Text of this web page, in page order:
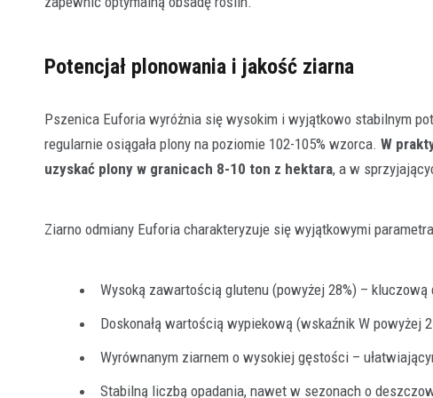
Potencjał plonowania i jakość ziarna
Pszenica Euforia wyróżnia się wysokim i wyjątkowo stabilnym
regularnie osiągała plony na poziomie 102-105% wzorca. W
uzyskać plony w granicach 8-10 ton z hektara, a w
Ziarno odmiany Euforia charakteryzuje się wyjątkowymi
Wysoką zawartością glutenu (powyżej 28%) – kluczową
Doskonałą wartością wypiekową (wskaźnik W
Wyrównanym ziarnem o wysokiej gęstości –
Stabilną liczbą opadania, nawet w sezonach o